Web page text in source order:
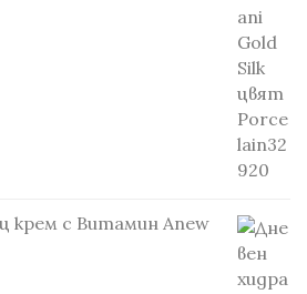
крем с Витамин Anew